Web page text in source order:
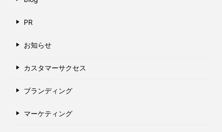
PR
お知らせ
カスタマーサクセス
ブランディング
マーケティング